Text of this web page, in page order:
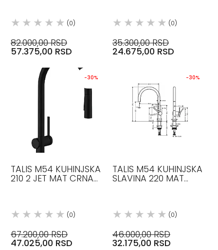
HANSGROH (0)
82.000,00 RSD
57.375,00 RSD
(0)
35.300,00 RSD
24.675,00 RSD
-30%
TALIS M54 KUHINJSKA
210 2 JET MAT CRNA
(0)
67.200,00 RSD
47.025,00 RSD
-30%
TALIS M54 KUHINJSKA
SLAVINA 220 MAT
(0)
46.000,00 RSD
32.175,00 RSD